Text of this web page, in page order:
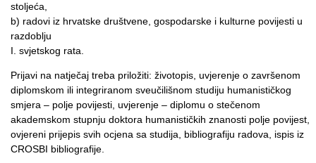
stoljeća,
b) radovi iz hrvatske društvene, gospodarske i kulturne povijesti u
razdoblju
I. svjetskog rata.
Prijavi na natječaj treba priložiti: životopis, uvjerenje o završenom
diplomskom ili integriranom sveučilišnom studiju humanističkog
smjera – polje povijesti, uvjerenje – diplomu o stečenom
akademskom stupnju doktora humanističkih znanosti polje povijest,
ovjereni prijepis svih ocjena sa studija, bibliografiju radova, ispis iz
CROSBI bibliografije.